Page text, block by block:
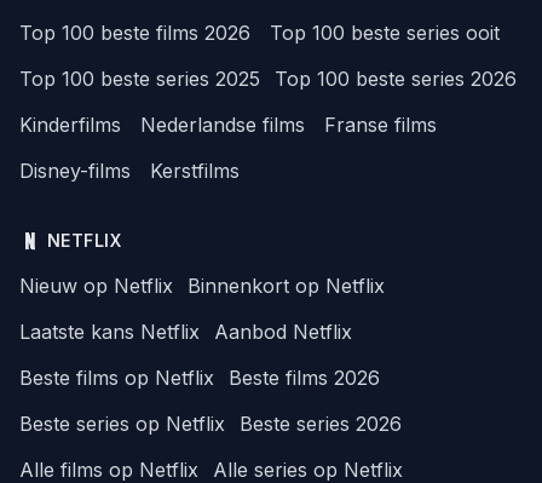
Top 100 beste films 2026
Top 100 beste series ooit
Top 100 beste series 2025
Top 100 beste series 2026
Kinderfilms
Nederlandse films
Franse films
Disney-films
Kerstfilms
NETFLIX
Nieuw op Netflix
Binnenkort op Netflix
Laatste kans Netflix
Aanbod Netflix
Beste films op Netflix
Beste films 2026
Beste series op Netflix
Beste series 2026
Alle films op Netflix
Alle series op Netflix